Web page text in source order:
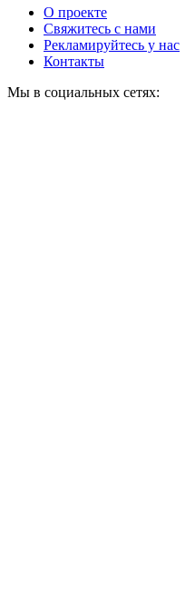
О проекте
Свяжитесь с нами
Рекламируйтесь у нас
Контакты
Мы в социальных сетях: